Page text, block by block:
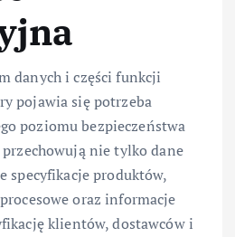
danych i części funkcji
pojawia się potrzeba
poziomu bezpieczeństwa
nie tylko dane
specyfikacje produktów,
oraz informacje
klientów, dostawców i